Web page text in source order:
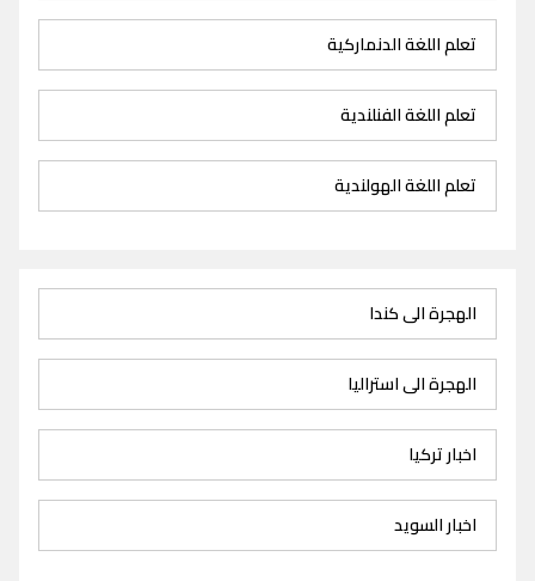
تعلم اللغة الدنماركية
تعلم اللغة الفنلندية
تعلم اللغة الهولندية
الهجرة الى كندا
الهجرة الى استراليا
اخبار تركيا
اخبار السويد